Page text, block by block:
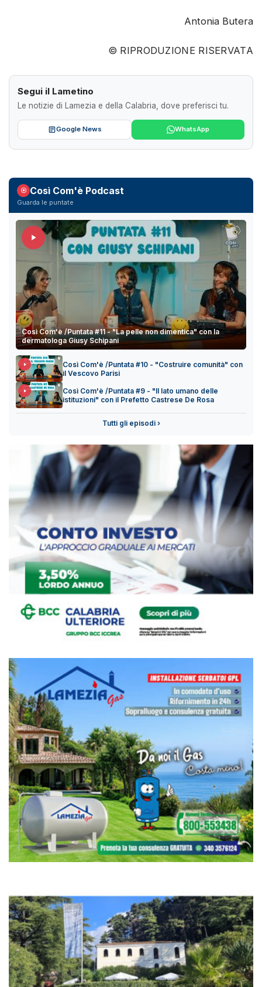
Antonia Butera
© RIPRODUZIONE RISERVATA
Segui il Lametino
Le notizie di Lamezia e della Calabria, dove preferisci tu.
Google News WhatsApp
Così Com'è Podcast
Guarda le puntate
Così Com'è /Puntata #11 - "La pelle non dimentica" con la
dermatologa Giusy Schipani
Così Com'è /Puntata #10 - "Costruire comunità" con
il Vescovo Parisi
Così Com'è /Puntata #9 - "Il lato umano delle
istituzioni" con il Prefetto Castrese De Rosa
Tutti gli episodi ›